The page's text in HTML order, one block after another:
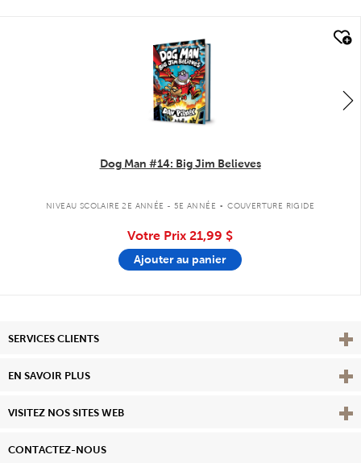
Dog Man #14: Big Jim Believes
NIVEAU SCOLAIRE 2E ANNÉE - 5E ANNÉE . COUVERTURE RIGIDE
Votre Prix 21,99 $
Ajouter au panier
SERVICES CLIENTS
EN SAVOIR PLUS View
VISITEZ NOS SITES WEB
CONTACTEZ-NOUS